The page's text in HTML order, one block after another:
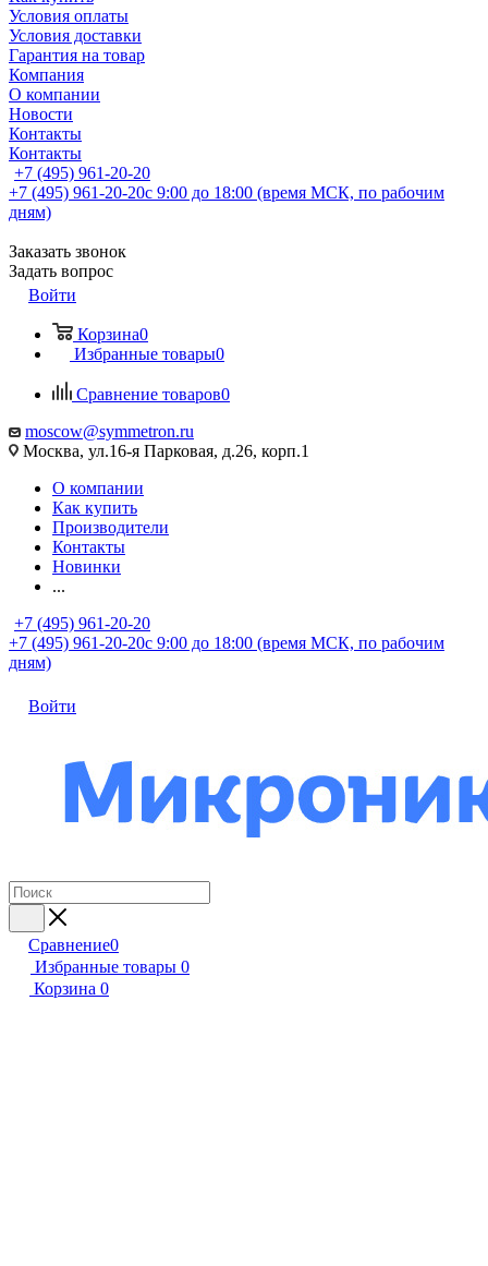
Условия оплаты
Условия доставки
Гарантия на товар
Компания
О компании
Новости
Контакты
Контакты
+7 (495) 961-20-20
+7 (495) 961-20-20с 9:00 до 18:00 (время МСК, по рабочим
дням)
Заказать звонок
Задать вопрос
Войти
Корзина0
Избранные товары0
Сравнение товаров0
moscow@symmetron.ru
Москва, ул.16-я Парковая, д.26, корп.1
О компании
Как купить
Производители
Контакты
Новинки
...
+7 (495) 961-20-20
+7 (495) 961-20-20с 9:00 до 18:00 (время МСК, по рабочим
дням)
Войти
Сравнение0
Избранные товары 0
Корзина 0